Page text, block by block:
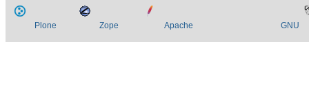
Plone Zope Apache GNU